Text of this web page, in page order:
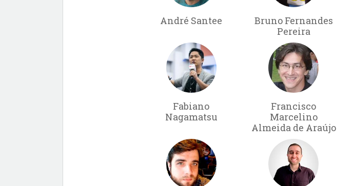
André Santee
Bruno Fernandes
Pereira
Fabiano
Nagamatsu
Francisco
Marcelino
Almeida de Araújo